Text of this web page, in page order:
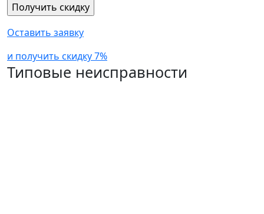
Оставить заявку
и получить скидку 7%
Типовые неисправности